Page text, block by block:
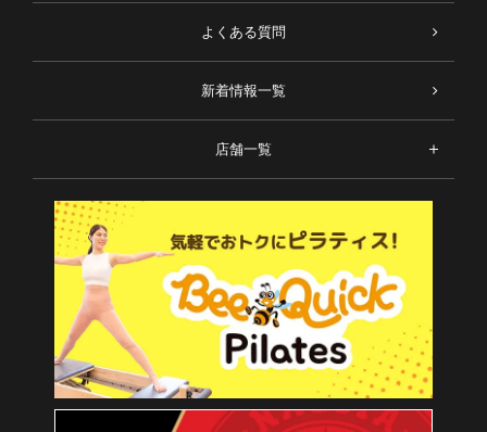
よくある質問
新着情報一覧
店舗一覧